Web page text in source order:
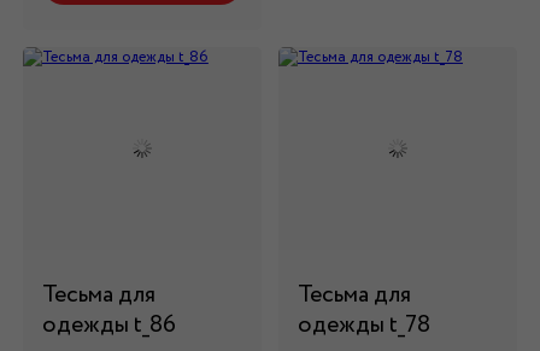
Тесьма для
одежды t_86
Тесьма для
одежды t_78